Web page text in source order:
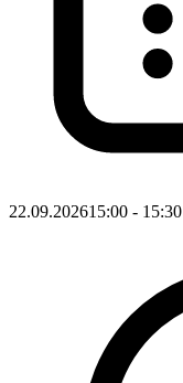
22.09.202615:00 - 15:30